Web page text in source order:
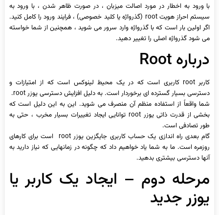
با ورود به اخطار در مورد اصالت میزبان ، در صورت ظاهر شدن ، با ورود به
سیستم احراز هویت root (گذرواژه یا کلید خصوصی) ، فرایند ورود را کامل کنید.
اگر اولین بار است که با گذرواژه وارد سرور می شوید ، همچنین از شما خواسته
می شود گذرواژه اصلی را تغییر دهید.
درباره Root
کاربر root کاربری است که در یک محیط لینوکس است که از امتیازات و
دسترسی بسیار گسترده ای برخوردار است. به دلیل افزایش دسترسی یوزر root.
شما واقعاً از استفاده منظم آن منصرف می شوید. این به این دلیل است که
بخشی از قدرت ذاتی یوزر root توانایی ایجاد تغییرات بسیار مخرب ، حتی به
طور تصادفی است.
گام بعدی راه اندازی یک حساب کاربری جایگزین یوزر root است برای کارهای
روزمره است. ما به شما یاد خواهیم داد که چگونه در زمانهایی که نیاز دارید به
آنها دسترسی بیشتری بدهید.
مرحله دوم – ایجاد یک کاربر یا
یوزر جدید